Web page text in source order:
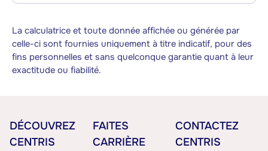
La calculatrice et toute donnée affichée ou générée par
celle-ci sont fournies uniquement à titre indicatif, pour des
fins personnelles et sans quelconque garantie quant à leur
exactitude ou fiabilité.
DÉCOUVREZ
CENTRIS
FAITES
CARRIÈRE
CONTACTEZ
CENTRIS